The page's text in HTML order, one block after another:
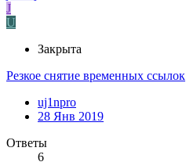
J
U
Закрыта
Резкое снятие временных ссылок
uj1npro
28 Янв 2019
Ответы
6